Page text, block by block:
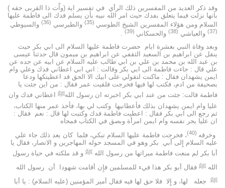
وقد ذكر العديد من المفسرين ذلك الرأي في تفسير اية (واْت ذا القربى حقه )
بانها نزلت فيما يتعلق بفدك حيث امر الله نبيه بأن يسلم فدك الى فاطمة عليها
السلام ومن هؤلاء المفسرين الشيخ الطوسي (35) والطبرسي (36) والسيوطي
(37) والعياشي (38) والحسكاني (39)
.
وبعد وفاة النبي بعشرة ايام حضرت فاطمة عليها السلام الى ابي بكر حيث
ينقل عن ابراهيم بن السعيد الثقفي عن ابراهيم بن ميمون قال حدثنا عيسى
بن عبد الله بن محمد بن علي بن ابي طالب عليه السلام عن ابيه عن جده عن
علي قال : جاءت فاطمة الى ابي بكر وقالت : اني ابي اعطاني فدك وعلي وام
ايمن يشهدان فقال : ماكنت لتقولي على ابيك الا الحق قد اعطيتكها ودعا
بصحيفة من ادم، فكتب لها فيها فخرجت فلقيت عمر فقال : من اين جئت يا
فاطمة قالت: جئت من عند ابي بكر اخبرته ان رسول اللهﷺ اعطاني فدك وان
عليا وام ايمن يشهدان بذلك فأعطانيها وكتب لي بها، فأخذ عمر منها الكتاب،
ثم رجع الى ابي بكر فقال : اعطيت فاطمة فدك وكتبت لها قال : نعم فقال :
ان عليا يجر نفسه وام ايمن امرأة وبصق في الكتاب فمحاه
وخرقه (40)
، فخرجت فاطمة عليها السلام تبكي، فلما كان بعد ذلك جاء علي
عليه السلام إِلى أبي بكر وهو في المسجد حوله المهاجرين و الانصار، فقال يا
أبا بكر لم منعت فاطمة ميراثها من رسول الله ﷺ و قد ملكته في حياة رسول
الله ﷺ فقال أبو بكر هذا في‌ء للمسلمين فإِن أقامت شهودا أن رسول الله
ﷺ جعله لها، و إِلا فلا حق لها فيه فقال أمير المؤمنين (عليه السلام) : يا أبا